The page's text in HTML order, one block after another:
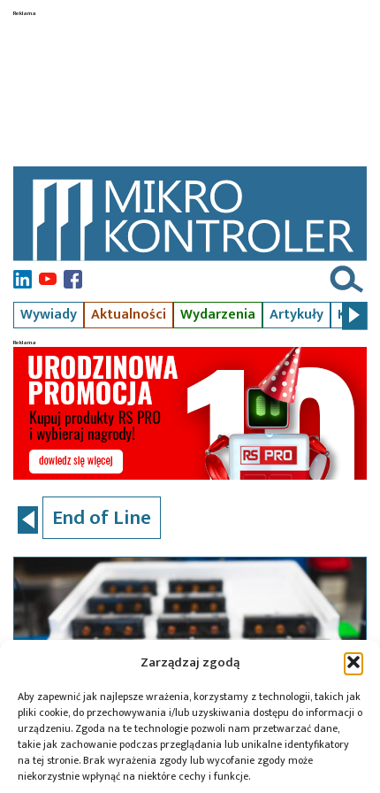
Zarządzaj zgodą
Aby zapewnić jak najlepsze wrażenia, korzystamy z technologii, takich jak
pliki cookie, do przechowywania i/lub uzyskiwania dostępu do informacji o
urządzeniu. Zgoda na te technologie pozwoli nam przetwarzać dane,
takie jak zachowanie podczas przeglądania lub unikalne identyfikatory
na tej stronie. Brak wyrażenia zgody lub wycofanie zgody może
niekorzystnie wpłynąć na niektóre cechy i funkcje.
Wywiady Aktualności Wydarzenia Artykuły Kursy
End of Line